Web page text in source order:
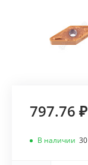
797.76 ₽
В наличии 30